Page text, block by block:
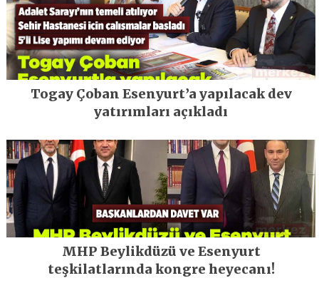
Togay Çoban Esenyurt’a yapılacak dev
yatırımları açıkladı
MHP Beylikdüzü ve Esenyurt
teşkilatlarında kongre heyecanı!